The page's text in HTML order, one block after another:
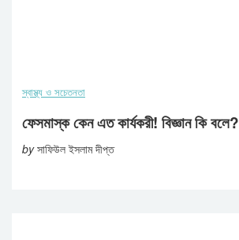
স্বাস্থ্য ও সচেতনতা
ফেসমাস্ক কেন এত কার্যকরী! বিজ্ঞান কি বলে?
byসাফিউল ইসলাম দীপ্ত